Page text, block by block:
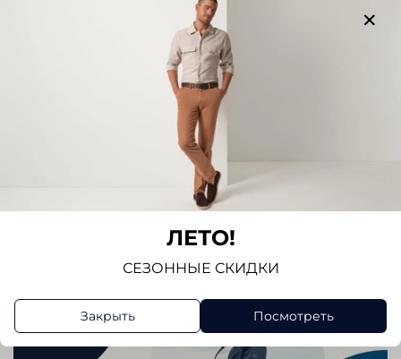
ЛЕТО!
СЕЗОННЫЕ СКИДКИ
Закрыть Посмотреть